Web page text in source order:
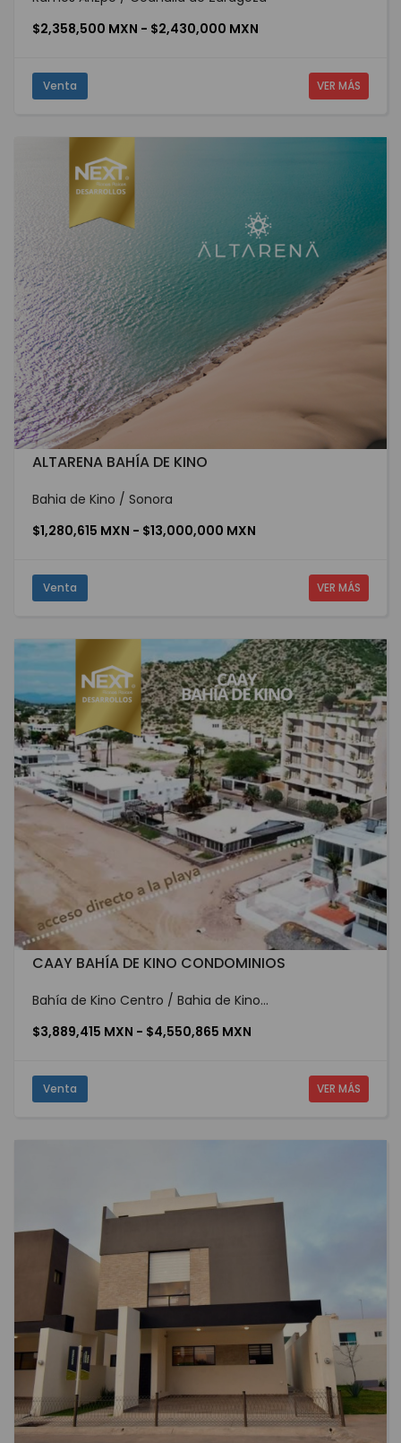
$2,358,500 MXN - $2,430,000 MXN
Venta VER MÁS
ALTARENA BAHÍA DE KINO
Bahia de Kino / Sonora
$1,280,615 MXN - $13,000,000 MXN
Venta VER MÁS
CAAY BAHÍA DE KINO CONDOMINIOS
Bahía de Kino Centro / Bahia de Kino...
$3,889,415 MXN - $4,550,865 MXN
Venta VER MÁS